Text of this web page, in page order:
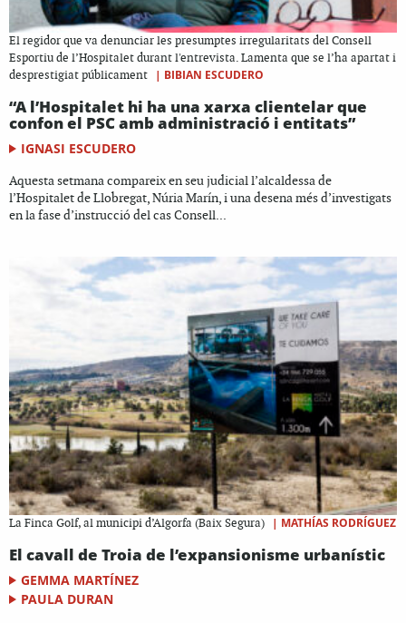
El regidor que va denunciar les presumptes irregularitats del Consell
Esportiu de l’Hospitalet durant l'entrevista. Lamenta que se l’ha apartat i
desprestigiat públicament
| BIBIAN ESCUDERO
“A l’Hospitalet hi ha una xarxa clientelar que
confon el PSC amb administració i entitats”
IGNASI ESCUDERO
Aquesta setmana compareix en seu judicial l’alcaldessa de
l’Hospitalet de Llobregat, Núria Marín, i una desena més d’investigats
en la fase d’instrucció del cas Consell...
La Finca Golf, al municipi d’Algorfa (Baix Segura) | MATHÍAS RODRÍGUEZ
El cavall de Troia de l’expansionisme urbanístic
GEMMA MARTÍNEZ
PAULA DURAN